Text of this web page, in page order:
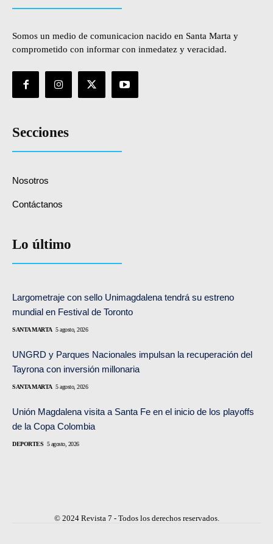
Somos un medio de comunicacion nacido en Santa Marta y
comprometido con informar con inmedatez y veracidad.
Secciones
Nosotros
Contáctanos
Lo último
Largometraje con sello Unimagdalena tendrá su estreno
mundial en Festival de Toronto
SANTA MARTA 5 agosto, 2026
UNGRD y Parques Nacionales impulsan la recuperación del
Tayrona con inversión millonaria
SANTA MARTA 5 agosto, 2026
Unión Magdalena visita a Santa Fe en el inicio de los playoffs
de la Copa Colombia
DEPORTES 5 agosto, 2026
© 2024 Revista 7 - Todos los derechos reservados.